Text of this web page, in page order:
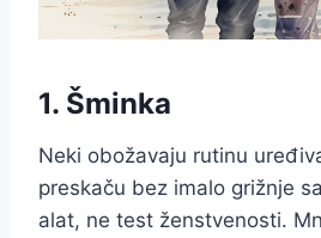
1. Šminka
Neki obožavaju rutinu
preskaču bez imalo grižnje
alat, ne test ženstvenosti.